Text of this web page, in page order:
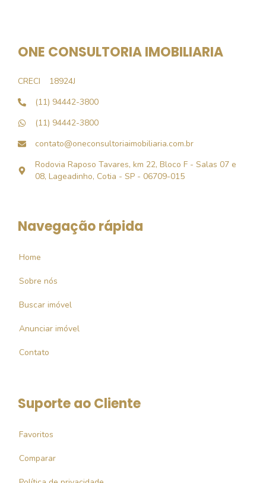
ONE CONSULTORIA IMOBILIARIA
CRECI
18924J
(11) 94442-3800
(11) 94442-3800
contato@oneconsultoriaimobiliaria.com.br
Rodovia Raposo Tavares, km 22, Bloco F - Salas 07 e
08, Lageadinho, Cotia - SP - 06709-015
Navegação rápida
Home
Sobre nós
Buscar imóvel
Anunciar imóvel
Contato
Suporte ao Cliente
Favoritos
Comparar